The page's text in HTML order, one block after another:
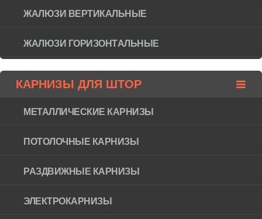
ЖАЛЮЗИ ВЕРТИКАЛЬНЫЕ
ЖАЛЮЗИ ГОРИЗОНТAЛЬНЫЕ
КАРНИЗЫ ДЛЯ ШТОР
МЕТАЛЛИЧЕСКИЕ КАРНИЗЫ
ПОТОЛОЧНЫЕ КАРНИЗЫ
РАЗДВИЖНЫЕ КАРНИЗЫ
ЭЛЕКТРОКАРНИЗЫ